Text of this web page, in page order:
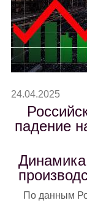
24.04.2025
падение
Динамика
По данным